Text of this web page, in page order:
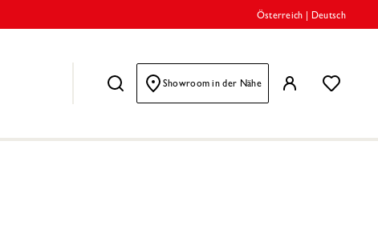
Österreich Deutsch
Showroom in der Nähe